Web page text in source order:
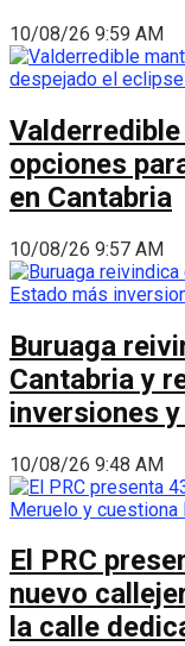
10/08/26 9:59 AM
opciones
en Cantabria
10/08/26 9:57 AM
Buruaga
Cantabria y
inversiones
10/08/26 9:48 AM
El PRC
nuevo
la calle